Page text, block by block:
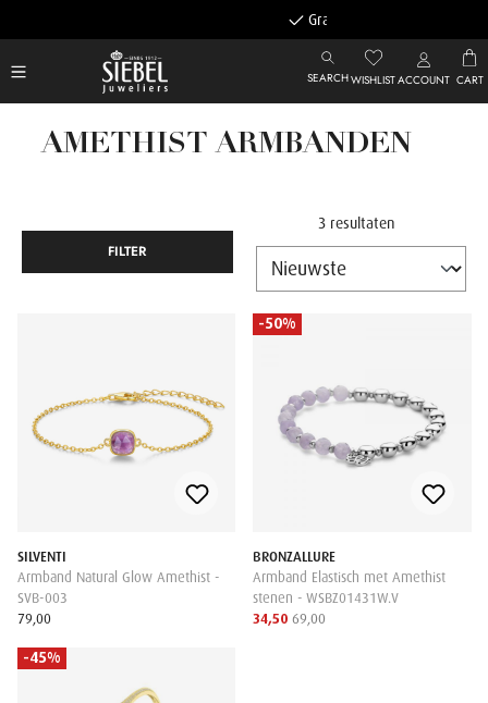
Gratis achteraf betalen
SEARCHWISHLISTACCOUNT CART
AMETHIST ARMBANDEN
FILTER
3 resultaten
SILVENTI
Armband Natural Glow Amethist -
SVB-003
79,00
-50%
BRONZALLURE
Armband Elastisch met Amethist
stenen - WSBZ01431W.V
34,50 69,00
-45%